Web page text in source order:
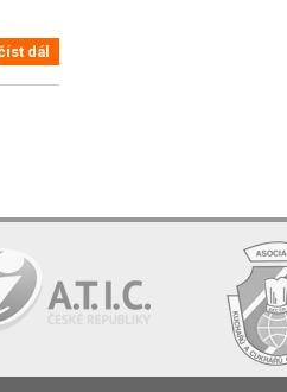
dál